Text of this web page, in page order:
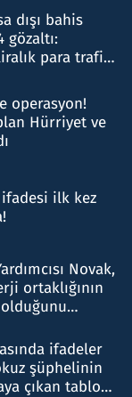
dışı bahis
gözaltı:
para trafiği
operasyon!
Hürriyet ve
ifadesi ilk kez
Novak,
ortaklığının
ifadeler
şüphelinin
çıkan tablo